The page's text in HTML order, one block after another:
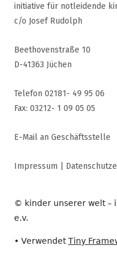
initiative für notleidende
c/o Josef Rudolph
Beethovenstraße 10
D-41363 Jüchen
Telefon 02181- 49 95 06
Fax: 03212- 1 09 05 05
E-Mail an Geschäftsstelle
Impressum
© kinder unserer welt –
e.v.
• VerwendetTiny